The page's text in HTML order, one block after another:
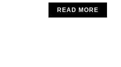
READ MORE